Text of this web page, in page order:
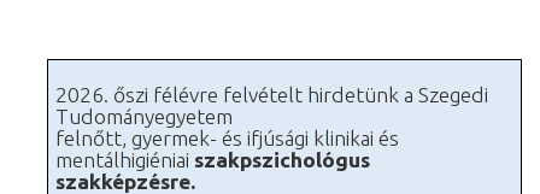
2026. őszi félévre felvételt hirdetünk a Szegedi
Tudományegyetem
felnőtt, gyermek- és ifjúsági klinikai és
mentálhigiéniai szakpszichológus
szakképzésre.